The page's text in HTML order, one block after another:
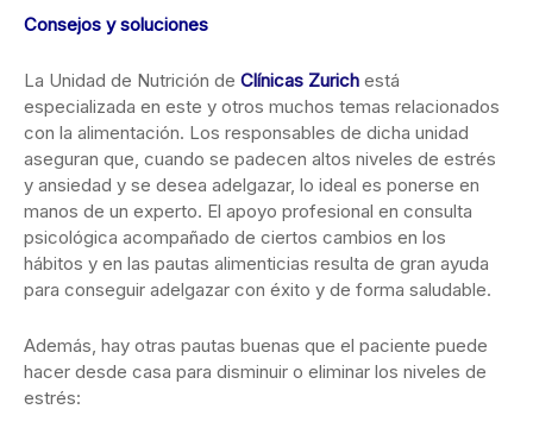
Consejos y soluciones
La Unidad de Nutrición de Clínicas Zurich está
especializada en este y otros muchos temas relacionados
con la alimentación. Los responsables de dicha unidad
aseguran que, cuando se padecen altos niveles de estrés
y ansiedad y se desea adelgazar, lo ideal es ponerse en
manos de un experto. El apoyo profesional en consulta
psicológica acompañado de ciertos cambios en los
hábitos y en las pautas alimenticias resulta de gran ayuda
para conseguir adelgazar con éxito y de forma saludable.
Además, hay otras pautas buenas que el paciente puede
hacer desde casa para disminuir o eliminar los niveles de
estrés: